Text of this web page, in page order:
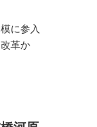
に参入
革か